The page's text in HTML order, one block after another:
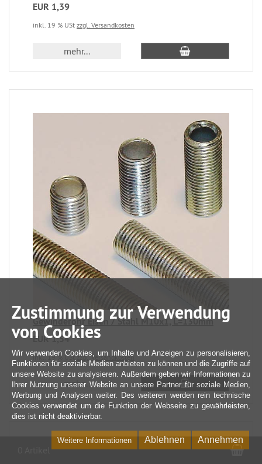
EUR 1,39
inkl. 19 % USt zzgl. Versandkosten
mehr...
Gewinderohr Eisen / Stahl M10x1, L=130mm
EUR 1,54
inkl. 19 % UStzzgl. Versandkosten
mehr...
Zustimmung zur Verwendung
von Cookies
Wir verwenden Cookies, um Inhalte und Anzeigen zu personalisieren,
Funktionen für soziale Medien anbieten zu können und die Zugriffe auf
unsere Website zu analysieren. Außerdem geben wir Informationen zu
Ihrer Nutzung unserer Website an unsere Partner für soziale Medien,
Werbung und Analysen weiter. Des weiteren werden rein technische
Cookies verwendet um die Funktion der Webseite zu gewährleisten,
dies ist nicht deaktivierbar.
Annehmen
Ablehnen
Weitere Informationen